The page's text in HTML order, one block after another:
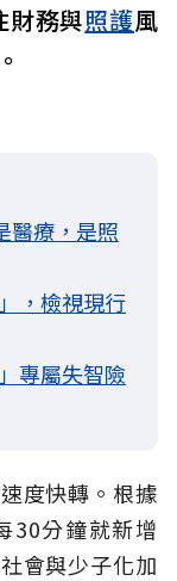
財務與照護風
醫療，是照
，檢視現行
專屬失智險
度快轉。根據
30分鐘就新增
會與少子化加